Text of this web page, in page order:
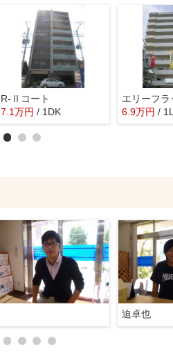
R-Ⅱコート
7.1万円 / 1DK
エリーフ
6.9万円 /
迫卓也